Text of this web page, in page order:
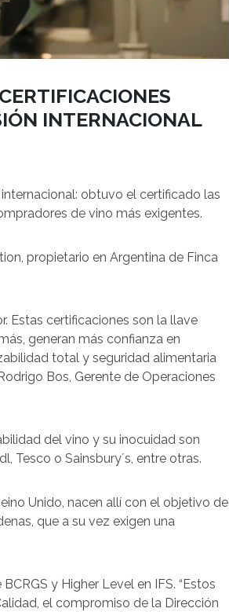
INTERNACIONAL
obtuvo el certificado las
de vino más exigentes.
propietario en Argentina de Finca
Estas certificaciones son la llave
generan más confianza en
total y seguridad alimentaria
Bos, Gerente de Operaciones
del vino y su inocuidad son
Tesco o Sainsbury´s, entre otras.
Unido, nacen allí con el objetivo de
que a su vez exigen una
y Higher Level en IFS. “Estos
el compromiso de la Dirección